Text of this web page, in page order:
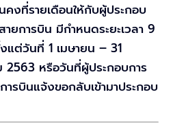
งที่รายเดือนให้กับผู้ประกอบ
ายการบิน มีกำหนดระยะเวลา 9
แต่วันที่ 1 เมษายน – 31
2563 หรือวันที่ผู้ประกอบการ
ารบินแจ้งขอกลับเข้ามาประกอบ